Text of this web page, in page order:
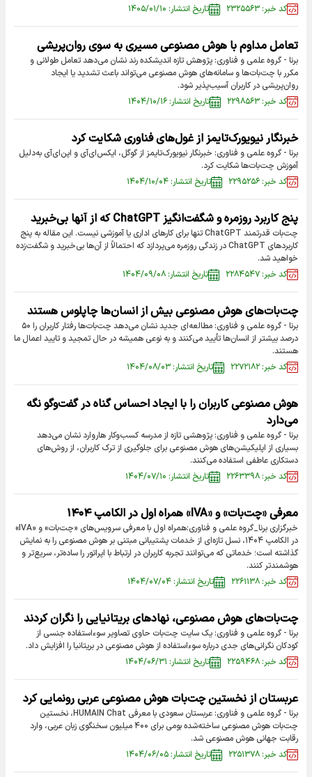
کد خبر: ۲۳۲۵۵۶۳
تاریخ انتشار: ۱۴۰۵/۰۱/۱۰
تعامل مداوم با هوش مصنوعی مسیری به سوی روان‌پریشی
برنا - گروه علمی و فناوری: پژوهش تازه اندیشکده رند نشان می‌دهد تعامل طولانی و
مکرر با چت‌بات‌ها و سامانه‌های هوش مصنوعی می‌تواند باعث تشدید یا ایجاد
روان‌پریشی در کاربران آسیب‌پذیر شود.
کد خبر: ۲۲۹۸۵۶۳
تاریخ انتشار: ۱۴۰۴/۱۰/۱۶
خبرنگار نیویورک‌تایمز از غول‌های فناوری شکایت کرد
برنا - گروه علمی و فناوری: خبرنگار نیویورک‌تایمز از گوگل، ایکس‌ای‌آی و اپن‌ای‌آی به‌دلیل
آموزش چت‌بات‌ها شکایت کرد.
کد خبر: ۲۲۹۵۲۵۶
تاریخ انتشار: ۱۴۰۴/۱۰/۰۴
پنج کاربرد روزمره و شگفت‌انگیز ChatGPT که از آنها بی‌خبرید
چت‌بات قدرتمند ChatGPT تنها برای کارهای اداری یا آموزشی نیست. این مقاله به پنج
کاربردهای ChatGPT در زندگی روزمره می‌پردازد که احتمالاً از آن‌ها بی‌خبرید و شگفت‌زده
خواهید شد.
کد خبر: ۲۲۸۴۵۴۷
تاریخ انتشار: ۱۴۰۴/۰۹/۰۸
چت‌بات‌های هوش مصنوعی بیش از انسان‌ها چاپلوس‌ هستند
برنا - گروه علمی و فناوری: مطالعه‌ای جدید نشان می‌دهد چت‌بات‌ها رفتار کاربران را ۵۰
درصد بیشتر از انسان‌ها تأیید می‌کنند و به نوعی همیشه در حال تمجید و تایید اعمال ما
هستند.
کد خبر: ۲۲۷۲۱۸۲
تاریخ انتشار: ۱۴۰۴/۰۸/۰۳
هوش مصنوعی کاربران را با ایجاد احساس گناه در گفت‌وگو نگه
می‌دارد
برنا - گروه علمی و فناوری: پژوهشی تازه از مدرسه کسب‌وکار هاروارد نشان می‌دهد
بسیاری از اپلیکیشن‌های هوش مصنوعی برای جلوگیری از ترک کاربران، از روش‌های
دستکاری عاطفی استفاده می‌کنند.
کد خبر: ۲۲۶۳۳۹۸
تاریخ انتشار: ۱۴۰۴/۰۷/۱۰
معرفی «چت‌بات» و «IVA» همراه اول در الکامپ ۱۴۰۴
خبرگزاری برنا_گروه علمی و فناوری:همراه اول با معرفی سرویس‌های «چت‌بات» و «IVA»
در الکامپ ۱۴۰۴، نسل تازه‌ای از خدمات پشتیبانی مبتنی بر هوش مصنوعی را به نمایش
گذاشته است؛ خدماتی که می‌توانند تجربه کاربران در ارتباط با اپراتور را ساده‌تر، سریع‌تر و
هوشمندتر کنند.
کد خبر: ۲۲۶۱۱۳۸
تاریخ انتشار: ۱۴۰۴/۰۷/۰۴
چت‌بات‌های هوش مصنوعی، نهادهای بریتانیایی را نگران کردند
برنا - گروه علمی و فناوری: یک سایت چت‌بات حاوی تصاویر سوءاستفاده جنسی از
کودکان نگرانی‌های جدی درباره سوءاستفاده از هوش مصنوعی در بریتانیا را افزایش داد.
کد خبر: ۲۲۵۹۴۶۸
تاریخ انتشار: ۱۴۰۴/۰۶/۳۱
عربستان از نخستین چت‌بات هوش مصنوعی عربی رونمایی کرد
برنا - گروه علمی و فناوری: عربستان سعودی با معرفی HUMAIN Chat، نخستین
چت‌بات هوش مصنوعی ساخته‌شده بومی برای ۴۰۰ میلیون سخنگوی زبان عربی، وارد
رقابت جهانی هوش مصنوعی شد.
کد خبر: ۲۲۵۱۳۷۸
تاریخ انتشار: ۱۴۰۴/۰۶/۰۵